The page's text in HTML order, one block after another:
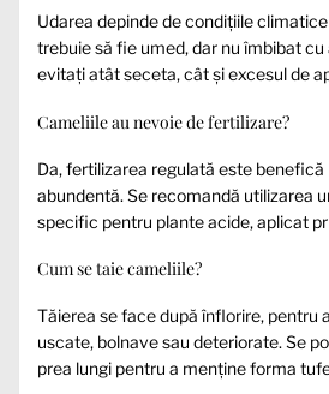
Udarea depinde de condițiile
trebuie să fie umed, dar nu îmbibat
evitați atât seceta, cât și excesul de
Cameliile au nevoie de fertilizare?
Da, fertilizarea regulată este
abundentă. Se recomandă utilizarea
specific pentru plante acide, aplicat
Cum se taie cameliile?
Tăierea se face după înflorire, pentru
uscate, bolnave sau deteriorate. Se
prea lungi pentru a menține forma